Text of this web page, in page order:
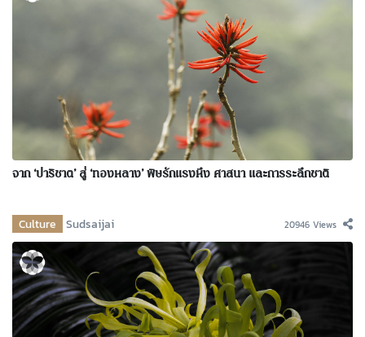
จาก ‘ปาริชาต’ สู่ ‘ทองหลาง’ พิษรักแรงหึง ศาสนา และการระลึกชาติ
Culture Sudsaijai 20946 Views